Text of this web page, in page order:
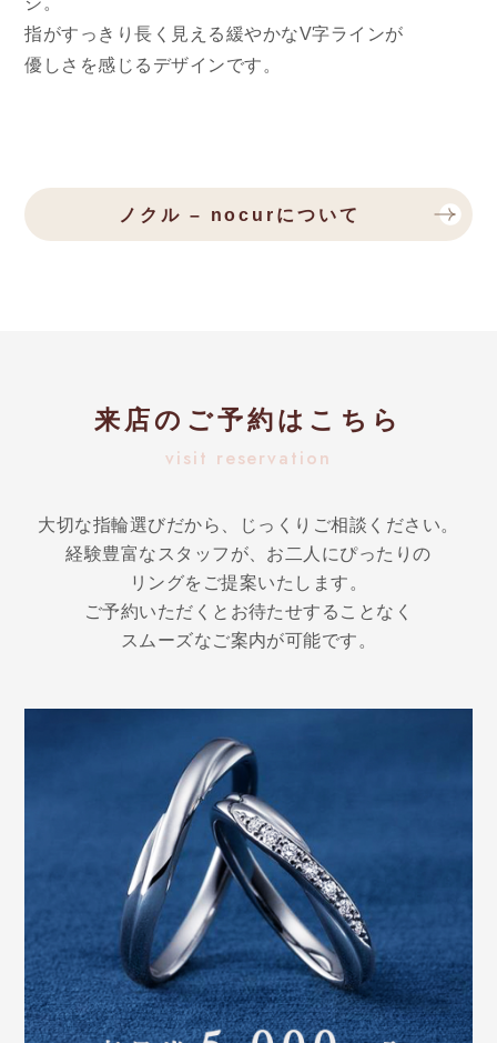
指がすっきり長く見える緩やかなV字ラインが
優しさを感じるデザインです。
ノクル – nocurについて
来店のご予約はこちら
visit reservation
大切な指輪選びだから、じっくりご相談ください。
経験豊富なスタッフが、お二人にぴったりの
リングをご提案いたします。
ご予約いただくとお待たせすることなく
スムーズなご案内が可能です。